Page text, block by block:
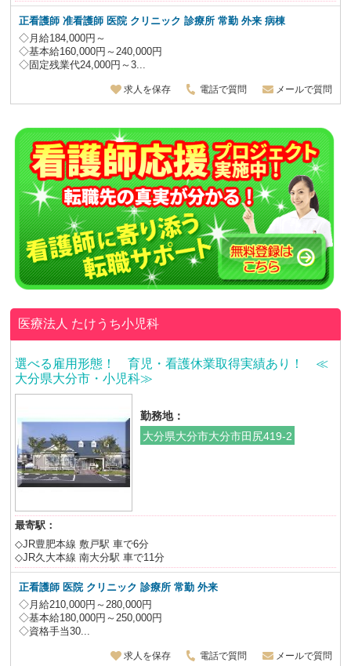
正看護師 准看護師 医院 クリニック 診療所 常勤 外来 病棟
◇月給184,000円～
◇基本給160,000円～240,000円
◇固定残業代24,000円～3...
求人を保存 電話で質問 メールで質問
医療法人 たけうち小児科
選べる雇用形態！ 育児・看護休業取得実績あり！ ≪
大分県大分市・小児科≫
勤務地：
大分県大分市大分市田尻419-2
最寄駅：
◇JR豊肥本線 敷戸駅 車で6分
◇JR久大本線 南大分駅 車で11分
正看護師 医院 クリニック 診療所 常勤 外来
◇月給210,000円～280,000円
◇基本給180,000円～250,000円
◇資格手当30...
求人を保存 電話で質問 メールで質問